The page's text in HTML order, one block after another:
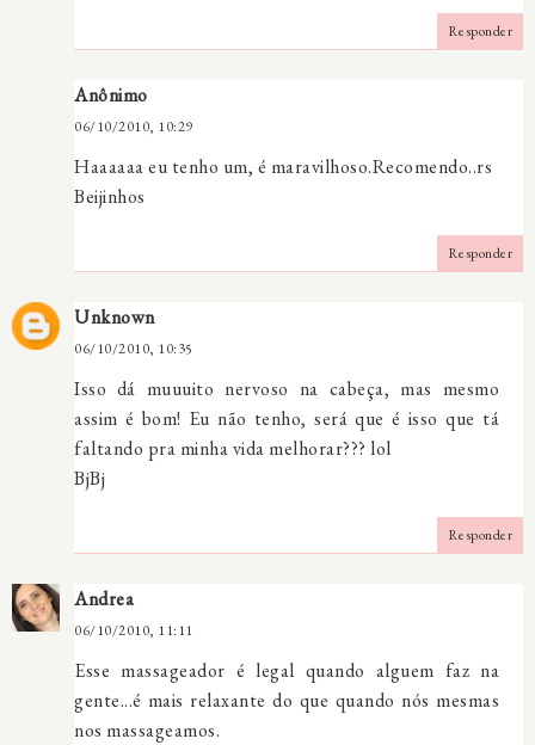
Responder
Anônimo
06/10/2010, 10:29
Haaaaaa eu tenho um, é maravilhoso.Recomendo..rs
Beijinhos
Responder
Unknown
06/10/2010, 10:35
Isso dá muuuito nervoso na cabeça, mas mesmo
assim é bom! Eu não tenho, será que é isso que tá
faltando pra minha vida melhorar??? lol
BjBj
Responder
Andrea
06/10/2010, 11:11
Esse massageador é legal quando alguem faz na
gente...é mais relaxante do que quando nós mesmas
nos massageamos.